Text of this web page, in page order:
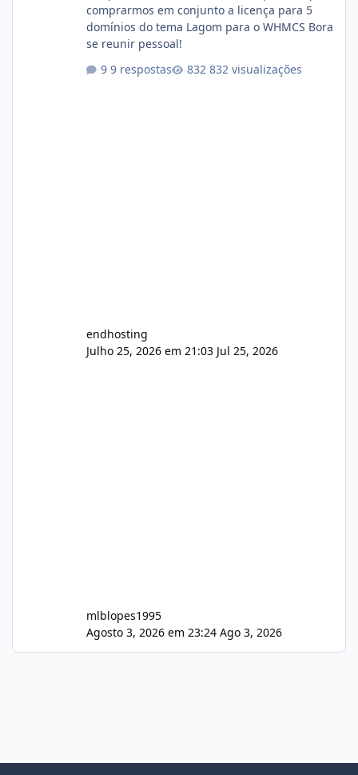
comprarmos em conjunto a licença para 5
domínios do tema Lagom para o WHMCS Bora
se reunir pessoal!
9 respostas
832 visualizações
endhosting
Julho 25, 2026 em 21:03 Jul 25, 2026
mlblopes1995
Agosto 3, 2026 em 23:24 Ago 3, 2026